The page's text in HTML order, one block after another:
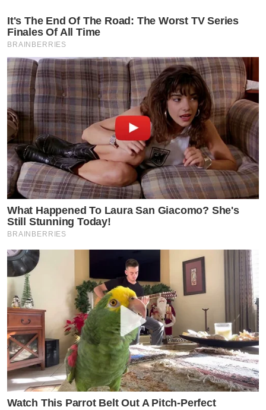
It's The End Of The Road: The Worst TV Series
Finales Of All Time
BRAINBERRIES
What Happened To Laura San Giacomo? She's
Still Stunning Today!
BRAINBERRIES
Watch This Parrot Belt Out A Pitch-Perfect